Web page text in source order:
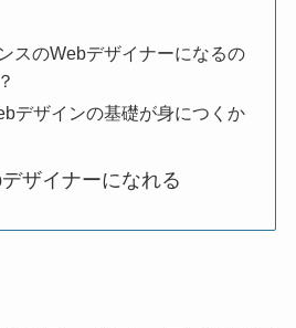
スのWebデザイナーになるの
デザインの基礎が身につくか
ザイナーになれる